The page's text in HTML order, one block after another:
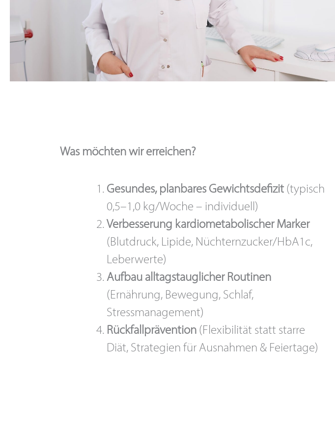
Was möchten wir erreichen?
Gesundes, planbares Gewichtsdefizit (typisch
0,5–1,0 kg/Woche – individuell)
Verbesserung kardiometabolischer Marker
(Blutdruck, Lipide, Nüchternzucker/HbA1c,
Leberwerte)
Aufbau alltagstauglicher Routinen
(Ernährung, Bewegung, Schlaf,
Stressmanagement)
Rückfallprävention (Flexibilität statt starre
Diät, Strategien für Ausnahmen & Feiertage)